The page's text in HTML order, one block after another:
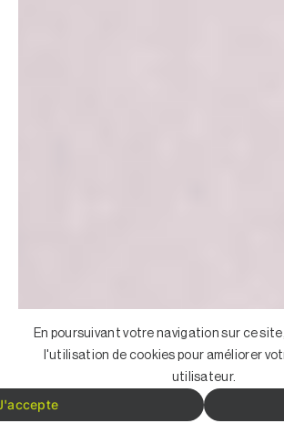
En poursuivant votre navigation sur ce
l'utilisation de cookies pour améliorer
utilisateur.